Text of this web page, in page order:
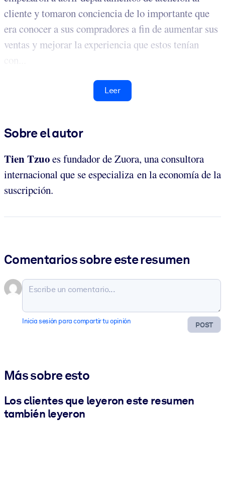
cliente y tomaron conciencia de lo importante que
era conocer a sus compradores a fin de aumentar sus
ventas y mejorar la experiencia que estos tenían
Leer
Sobre el autor
Tien Tzuoes fundador de Zuora, una consultora
internacional que se especializa en la economía de la
suscripción.
Comentarios sobre este resumen
POST
Inicia sesión para compartir tu opinión
Más sobre esto
Los clientes que leyeron este resumen
también leyeron